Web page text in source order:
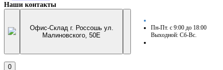
Наши контакты
Офис-Склад г. Россошь ул.
Малиновского, 50Е
Пн-Пт. с 9:00 до 18:00
Выходной: Сб-Вс.
0